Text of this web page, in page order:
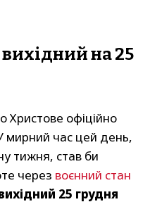
на 25
Христове офіційно
мирний час цей день,
тижня, став би
через воєнний стан
25 грудня